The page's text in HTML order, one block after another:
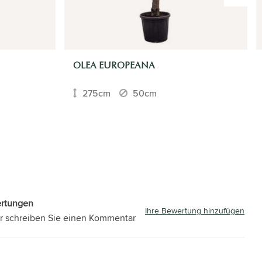
OLEA EUROPEANA
275cm 50cm
schreiben Sie einen Kommentar
Ihre Bewertung hinzufügen